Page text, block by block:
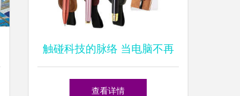
触碰科技的脉络 当电脑不再
遥不可及
查看详情